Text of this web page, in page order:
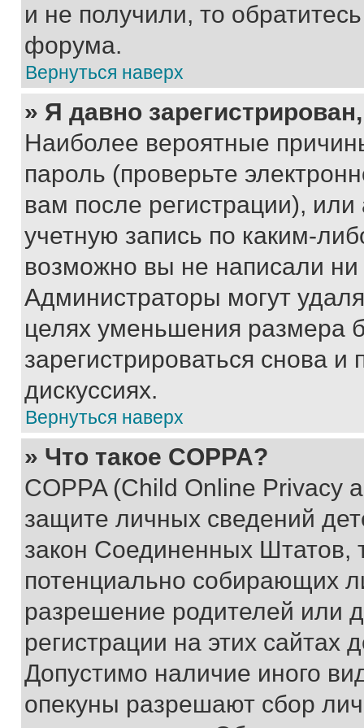
и не получили, то
форума.
Вернуться наверх
» Я давно
Наиболее вероятные
пароль (проверьте
вам после регистрации),
учетную запись по каким-
возможно вы не написали
Администраторы могут
целях уменьшения размера
зарегистрироваться снова и
дискуссиях.
Вернуться наверх
» Что такое COPPA?
COPPA (Child Online Privacy
защите личных сведений
закон Соединенных Штатов,
потенциально собирающих
разрешение родителей или
регистрации на этих сайтах
Допустимо наличие иного
опекуны разрешают сбор